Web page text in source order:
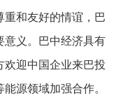
重和友好的情谊，巴
意义。巴中经济具有
欢迎中国企业来巴投
源领域加强合作。